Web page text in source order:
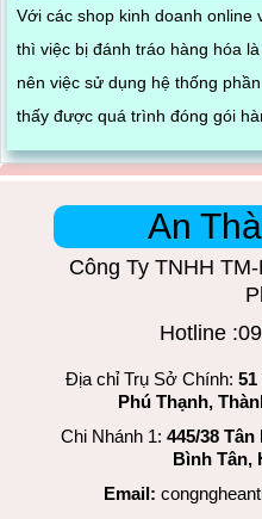
Với các shop kinh doanh
thì việc bị đánh tráo hàng hóa
nên việc sử dụng hệ thống
thấy được quá trình đóng gói
trình đóng gói cũng được ghi lại
An
Công Ty TNHH
Hotline
Địa chỉ Trụ Sở Chính:
Phú Thạnh,
Chi Nhánh 1: 445/38
Bình Tân,
Email: